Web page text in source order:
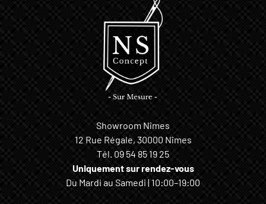
Showroom Nîmes
12 Rue Régale, 30000 Nîmes
Tél. 09 54 85 19 25
Uniquement sur rendez-vous
Du Mardi au Samedi | 10:00–19:00